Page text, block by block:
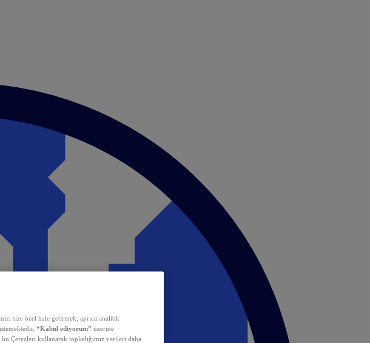
size özel hale getirmek, ayrıca analitik
“Kabul ediyorum” üzerine
Çerezleri kullanarak topladığımız verileri daha